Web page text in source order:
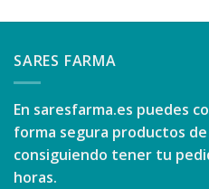
SARES FARMA
En saresfarma.es puedes
forma segura productos
consiguiendo tener tu
horas.